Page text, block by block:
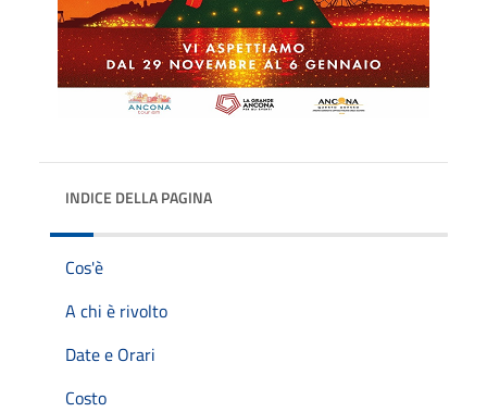
INDICE DELLA PAGINA
Cos'è
A chi è rivolto
Date e Orari
Costo